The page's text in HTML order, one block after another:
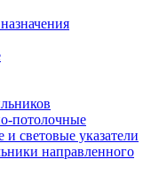
потолочные
световые указатели
направленного